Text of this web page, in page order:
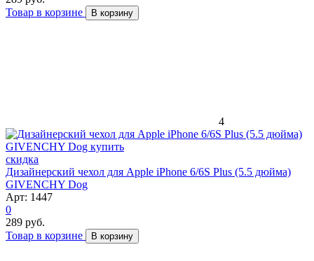
Товар в корзине
В корзину
4
скидка
Дизайнерский чехол для Apple iPhone 6/6S Plus (5.5 дюйма)
GIVENCHY Dog
Арт: 1447
0
289 руб.
Товар в корзине
В корзину